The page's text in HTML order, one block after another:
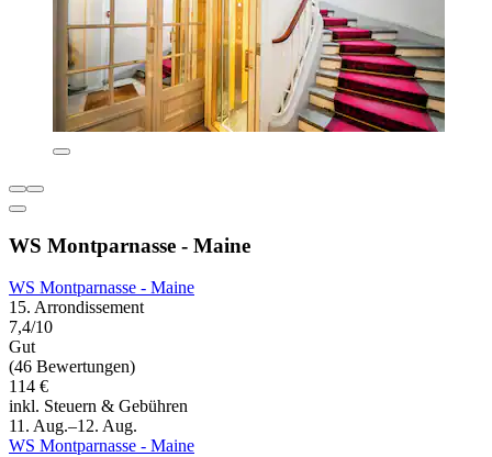
WS Montparnasse - Maine
WS Montparnasse - Maine
15. Arrondissement
7,4/10
Gut
(46 Bewertungen)
114 €
inkl. Steuern & Gebühren
11. Aug.–12. Aug.
WS Montparnasse - Maine